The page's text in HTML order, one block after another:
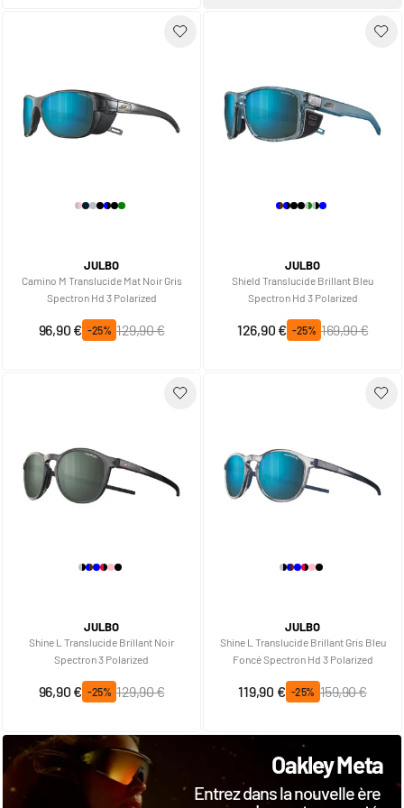
JULBO
Camino M Translucide Mat Noir Gris
Spectron Hd 3 Polarized
Prix spécial
96,90 € -25%
Prix normal
129,90 €
JULBO
Shield Translucide Brillant Bleu
Spectron Hd 3 Polarized
Prix spécial
126,90 € -25%
Prix normal
169,90 €
JULBO
Shine L Translucide Brillant Noir
Spectron 3 Polarized
Prix spécial
96,90 € -25%
Prix normal
129,90 €
JULBO
Shine L Translucide Brillant Gris Bleu
Foncé Spectron Hd 3 Polarized
Prix spécial
119,90 € -25%
Prix normal
159,90 €
Oakley Meta
Entrez dans la nouvelle ère